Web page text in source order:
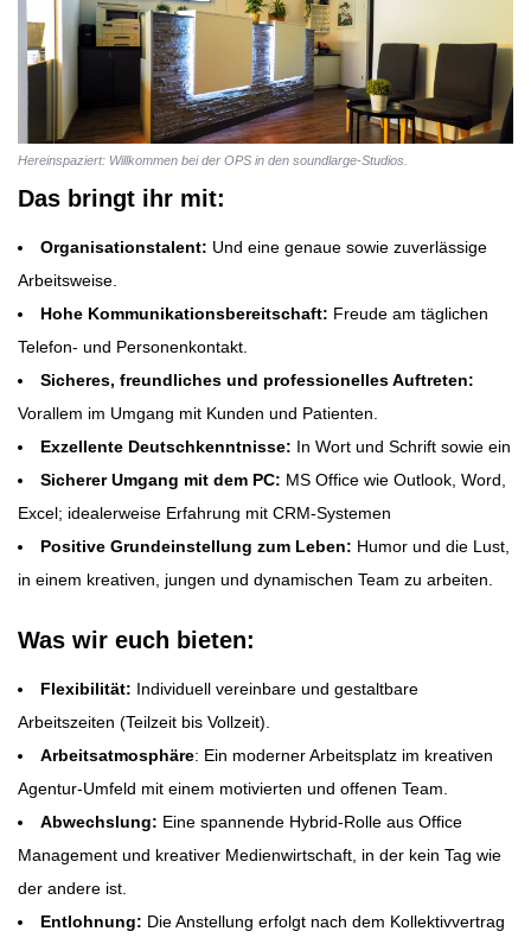
Hereinspaziert: Willkommen bei der OPS in den soundlarge-Studios.
Das bringt ihr mit:
Organisationstalent: Und eine genaue sowie zuverlässige
Arbeitsweise.
Hohe Kommunikationsbereitschaft: Freude am täglichen
Telefon- und Personenkontakt.
Sicheres, freundliches und professionelles Auftreten:
Vorallem im Umgang mit Kunden und Patienten.
Exzellente Deutschkenntnisse: In Wort und Schrift sowie ein
Sicherer Umgang mit dem PC: MS Office wie Outlook, Word,
Excel; idealerweise Erfahrung mit CRM-Systemen
Positive Grundeinstellung zum Leben: Humor und die Lust,
in einem kreativen, jungen und dynamischen Team zu arbeiten.
Was wir euch bieten:
Flexibilität: Individuell vereinbare und gestaltbare
Arbeitszeiten (Teilzeit bis Vollzeit).
Arbeitsatmosphäre: Ein moderner Arbeitsplatz im kreativen
Agentur-Umfeld mit einem motivierten und offenen Team.
Abwechslung: Eine spannende Hybrid-Rolle aus Office
Management und kreativer Medienwirtschaft, in der kein Tag wie
der andere ist.
Entlohnung: Die Anstellung erfolgt nach dem Kollektivvertrag